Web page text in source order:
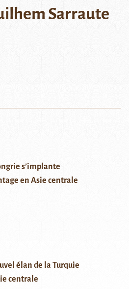
Sarraute
s’implante
en Asie centrale
élan de la Turquie
centrale